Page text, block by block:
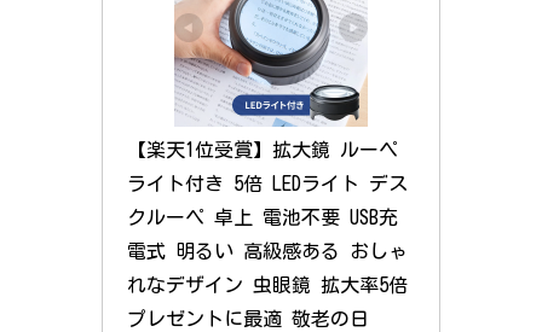
【楽天1位受賞】拡大鏡 ルーペ
ライト付き 5倍 LEDライト デス
クルーペ 卓上 電池不要 USB充
電式 明るい 高級感ある おしゃ
れなデザイン 虫眼鏡 拡大率5倍
プレゼントに最適 敬老の日